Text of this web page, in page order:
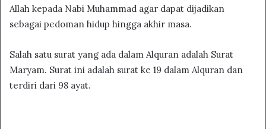
Allah kepada Nabi Muhammad agar dapat dijadikan
sebagai pedoman hidup hingga akhir masa.
Salah satu surat yang ada dalam Alquran adalah Surat
Maryam. Surat ini adalah surat ke 19 dalam Alquran dan
terdiri dari 98 ayat.